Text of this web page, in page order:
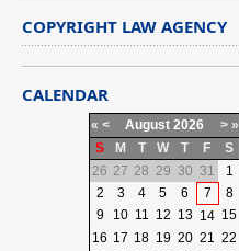
COPYRIGHT LAW AGENCY
CALENDAR
« < August 2026 > »
S
M T W T F
S
26 27 28 29 30 31
1
2
3 4 5 6 7
8
9
10 11 12 13 14 15
16 17 18 19 20 21 22